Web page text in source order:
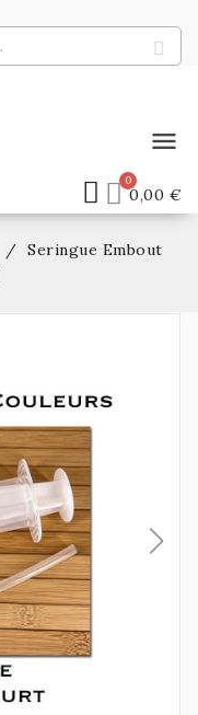
menu
0,00 €
Seringue Embout